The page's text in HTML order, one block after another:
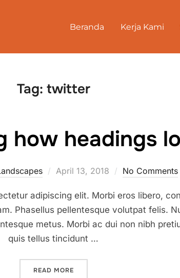
Beranda Kerja Kami
Tag: twitter
how headings
Posted
April 13, 2018 No Comments
adipiscing elit. Morbi eros libero,
Phasellus pellentesque volutpat felis.
metus. Morbi ac dui non nibh
quis tellus tincidunt …
READ MORE“A POST SHOWING HOW